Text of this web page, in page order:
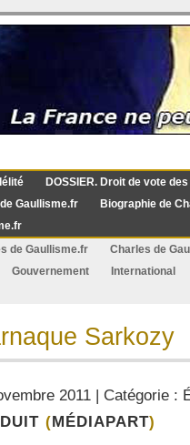
DOSSIER. Droit de vote
Gaullisme.fr
Biographie de
de Gaullisme.fr
Charles de
Gouvernement
International
Sarkozy
2011 | Catégorie :
(MÉDIAPART)